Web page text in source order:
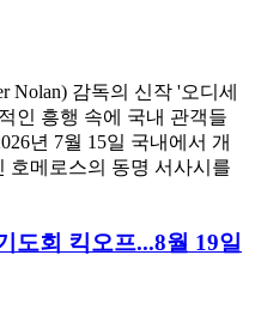
Nolan) 감독의 신작 '오디세
인 흥행 속에 국내 관객들
년 7월 15일 국내에서 개
호메로스의 동명 서사시를
도회 킥오프...8월 19일